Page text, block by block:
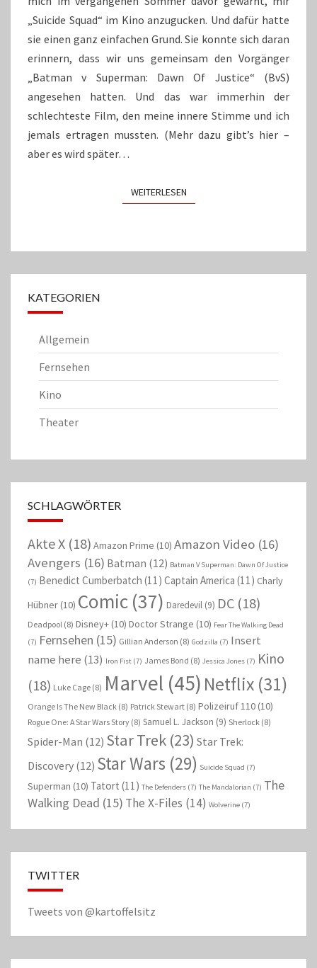
„Suicide Squad“ im Kino anzugucken. Und dafür hatte
sie einen ganz einfachen Grund. Sie konnte sich daran
erinnern, dass wir uns gemeinsam den Vorgänger
„Batman v Superman: Dawn Of Justice“ (BvS)
angesehen hatten. Und das war immerhin der
schlechteste Film, den meine innere Stimme und ich
jemals ertragen mussten. (Mehr dazu gibt’s hier –
aber es wird später…
WEITERLESENWEITERLESEN
KATEGORIEN
Allgemein
Fernsehen
Kino
Theater
SCHLAGWÖRTER
Akte X (18) Amazon Prime (10) Amazon Video (16)
Avengers (16) Batman (12) Batman V Superman: Dawn Of Justice
(7) Benedict Cumberbatch (11) Captain America (11) Charly
Hübner (10) Comic (37) Daredevil (9) DC (18)
Deadpool (8) Disney+ (10) Doctor Strange (10) Fear The Walking Dead
(7) Fernsehen (15) Gillian Anderson (8) Godzilla (7) Insert
name here (13) Iron Fist (7) James Bond (8) Jessica Jones (7) Kino
(18) Luke Cage (8) Marvel (45) Netflix (31)
Orange Is The New Black (8) Patrick Stewart (8) Polizeiruf 110 (10)
Rogue One: A Star Wars Story (8) Samuel L. Jackson (9) Sherlock (8)
Spider-Man (12) Star Trek (23) Star Trek:
Discovery (12) Star Wars (29) Suicide Squad (7)
Superman (10) Tatort (11) The Defenders (7) The Mandalorian (7) The
Walking Dead (15) The X-Files (14) Wolverine (7)
TWITTER
Tweets von @kartoffelsitz